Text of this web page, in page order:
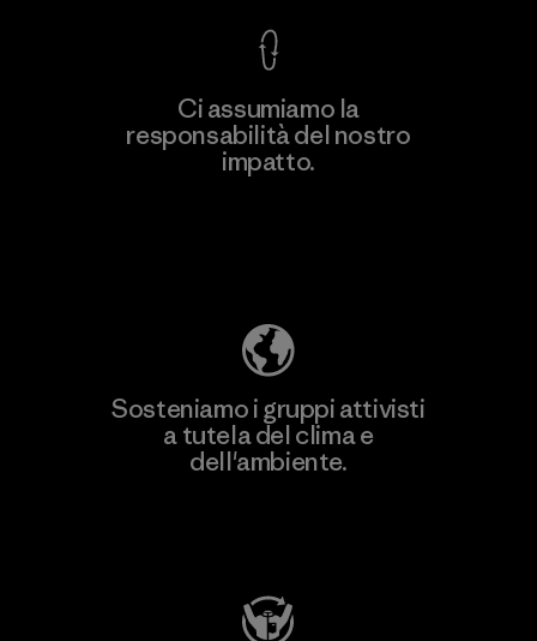
Scopri di più
Ci assumiamo la
responsabilità del nostro
impatto.
Sosteniamo i gruppi attivisti
a tutela del clima e
dell'ambiente.